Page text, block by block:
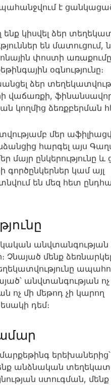
պահանջվում է
կիսվել ձեր
են մատուցում,
փոստի
օգնությունը։
ձեր
վաճառքի,
կողմից
մեր
հարգել այս
մայր ընկերությունը
գործընկերներ կամ այլ
են մեզ հետ
անվտանգության
մենք
անվտանգության ոչ
ոչ մի մեթոդ չի կարող
դեմ։
երեխաներից՝
անձնական
ստուգման, մենք